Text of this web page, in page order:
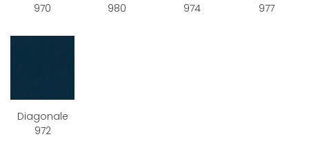
970
980
974
977
Diagonale
972